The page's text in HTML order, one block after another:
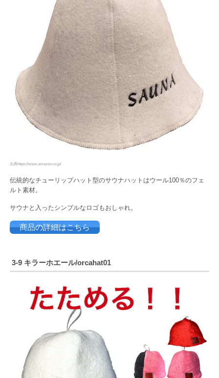
出典https://www.amazon.co.jp/
伝統的なチューリップハット型のサウナハットはウール100％のフェ
ルト素材。
サウナと入ったシンプルなロゴもおしゃれ。
商品の詳細はこちら
3-9 キラーホエール/orcahat01